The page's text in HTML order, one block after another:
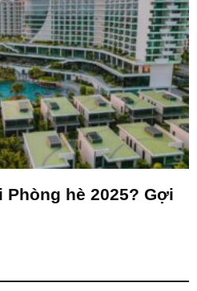
hè 2025? Gợi